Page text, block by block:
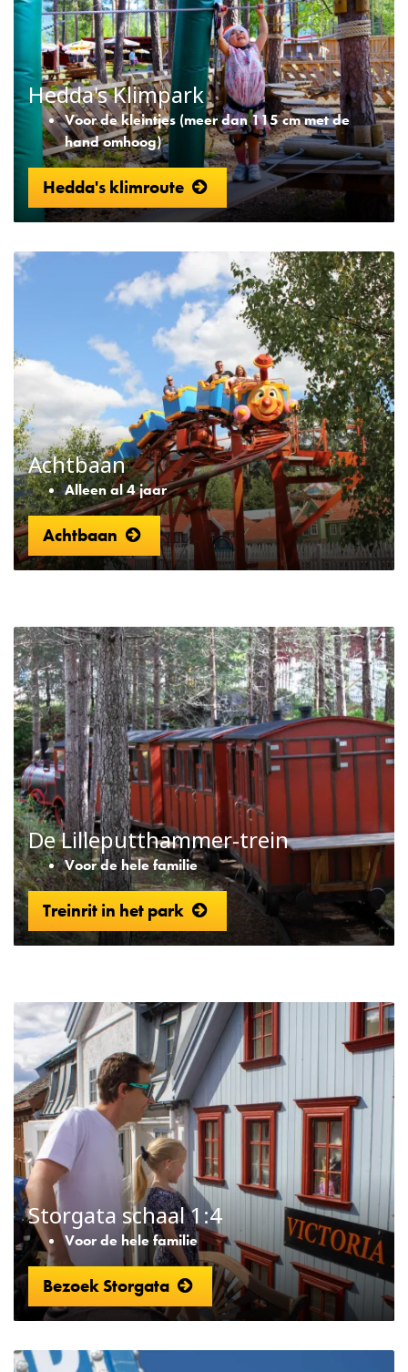
Hedda's Klimpark
Voor de kleintjes (meer dan 115 cm met de
hand omhoog)
Hedda's klimroute
Achtbaan
Alleen al 4 jaar
Achtbaan
De Lilleputthammer-trein
Voor de hele familie
Treinrit in het park
Storgata schaal 1:4
Voor de hele familie
Bezoek Storgata